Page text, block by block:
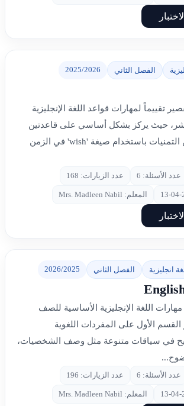
الفصل الثاني 2025/2026
تقييماً لمهارات قواعد اللغة الإنجليزية
حيث يركز بشكل أساسي على قاعدتين
هامتين: التعبير عن التمنيات باستخدام صيغة 'wish' في الزمن
عدد الأسئلة: 6 عدد الزيارات: 168
المعلم: Mrs. Madleen Nabil
انجليزية الفصل الثاني 2026/2025
مهارات اللغة الإنجليزية الأساسية للصف
الأول على المفردات اللغوية
في سياقات متنوعة مثل وصف الشخصيات،
عدد الأسئلة: 6 عدد الزيارات: 196
المعلم: Mrs. Madleen Nabil